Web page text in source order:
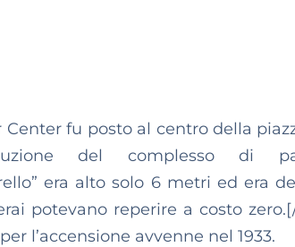
fu posto al centro della
del complesso di
era alto solo 6 metri ed era
potevano reperire a costo
l’accensione avvenne nel 1933.